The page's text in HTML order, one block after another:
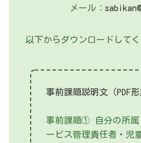
メール：
以下からダウンロードしてく
事前課題説明文（PDF形
事前課題① 自分の所属
ービス管理責任者・児